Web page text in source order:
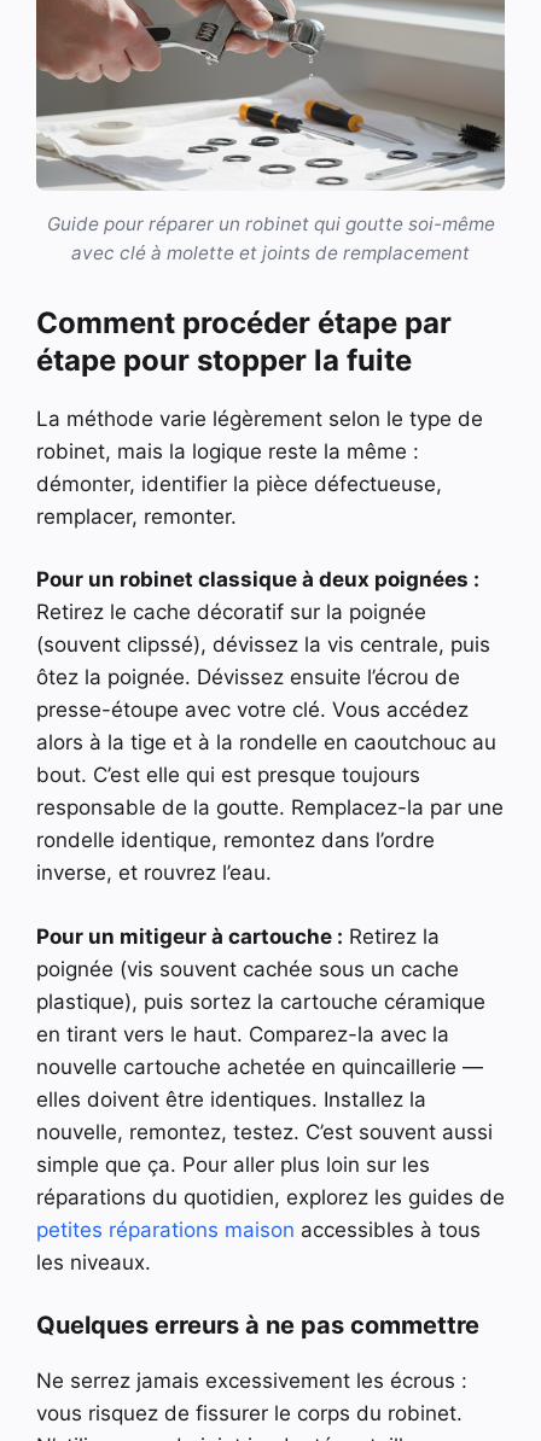
Guide pour réparer un robinet qui goutte soi-même
avec clé à molette et joints de remplacement
Comment procéder étape par
étape pour stopper la fuite
La méthode varie légèrement selon le type de
robinet, mais la logique reste la même :
démonter, identifier la pièce défectueuse,
remplacer, remonter.
Pour un robinet classique à deux poignées :
Retirez le cache décoratif sur la poignée
(souvent clipssé), dévissez la vis centrale, puis
ôtez la poignée. Dévissez ensuite l’écrou de
presse-étoupe avec votre clé. Vous accédez
alors à la tige et à la rondelle en caoutchouc au
bout. C’est elle qui est presque toujours
responsable de la goutte. Remplacez-la par une
rondelle identique, remontez dans l’ordre
inverse, et rouvrez l’eau.
Pour un mitigeur à cartouche : Retirez la
poignée (vis souvent cachée sous un cache
plastique), puis sortez la cartouche céramique
en tirant vers le haut. Comparez-la avec la
nouvelle cartouche achetée en quincaillerie —
elles doivent être identiques. Installez la
nouvelle, remontez, testez. C’est souvent aussi
simple que ça. Pour aller plus loin sur les
réparations du quotidien, explorez les guides de
petites réparations maison accessibles à tous
les niveaux.
Quelques erreurs à ne pas commettre
Ne serrez jamais excessivement les écrous :
vous risquez de fissurer le corps du robinet.